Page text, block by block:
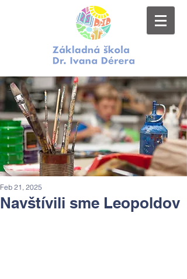
Navštívili sme Leopoldov
Feb 21, 2025